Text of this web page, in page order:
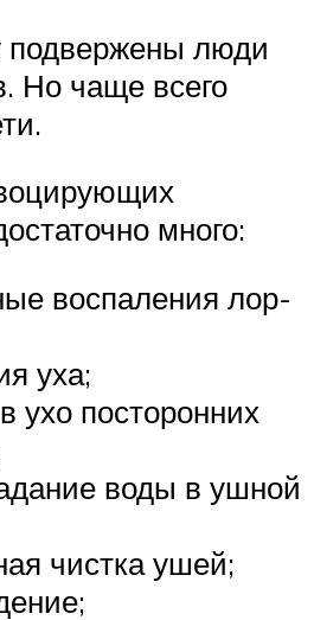
подвержены люди
Но чаще всего
много:
воспаления лор-
уха;
ухо посторонних
воды в ушной
чистка ушей;